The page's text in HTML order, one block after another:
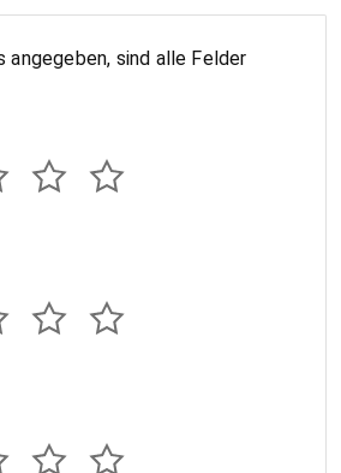
angegeben, sind alle Felder